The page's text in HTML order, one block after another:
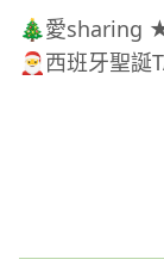
流失的，也不
膠原蛋白、彈
有全方位補
機能，由裡
🎄愛sharing
🎅西班牙聖誕
使用西班牙有
精巧又健康的